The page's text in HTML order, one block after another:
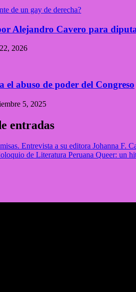
Alejandro Cavero para
2026
el abuso de poder del Congreso
5, 2025
entradas
Entrevista a su editora Johanna F.
de Literatura Peruana Queer: un